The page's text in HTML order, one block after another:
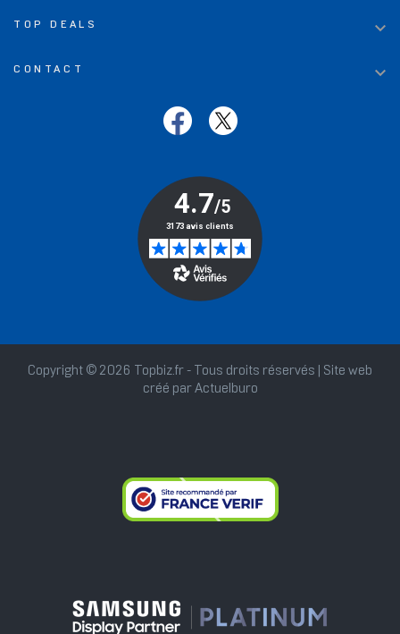
TOP DEALS 
CONTACT 
Copyright © 2026 Topbiz.fr - Tous droits réservés | Site web
créé par Actuelburo